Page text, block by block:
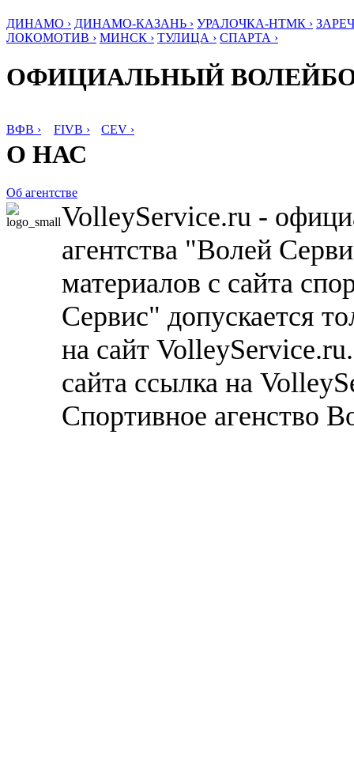
ДИНАМО › ДИНАМО-КАЗАНЬ › УРАЛОЧКА-НТМК ›
ЛОКОМОТИВ › МИНСК › ТУЛИЦА › СПАРТА ›
ОФИЦИАЛЬНЫЙ
ВФВ › FIVB › CEV ›
О НАС
Об агентстве
VolleyService.ru -
агентства "Волей
материалов с сайта
Сервис" допускается
на сайт
сайта ссылка на
Спортивное агенство